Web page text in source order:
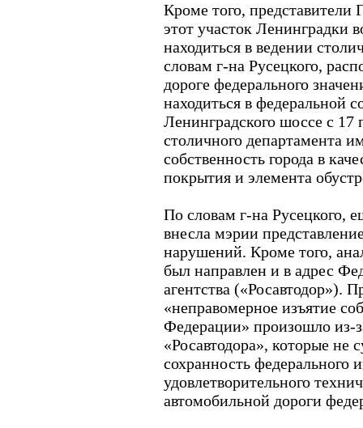
Кроме того, представители
этот участок Ленинградки
находиться в ведении
словам г-на Русецкого,
дороге федерального
находиться в федеральной
Ленинградского шоссе с
столичного департамента
собственность города в
покрытия и элемента
По словам г-на Русецкого,
внесла мэрии
нарушений. Кроме того,
был направлен и в адрес
агентства («Росавтодор»).
«неправомерное изъятие
Федерации» произошло из-
«Росавтодора», которые не
сохранность федерального
удовлетворительного
автомобильной дороги